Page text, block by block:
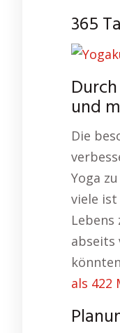
365
und
Die
Yoga
viele
abseits
als 422